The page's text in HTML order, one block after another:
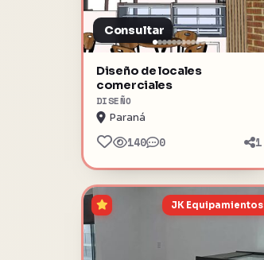
Consultar
Diseño de locales
comerciales
DISEÑO
Paraná
140 0 1
JK Equipamientos